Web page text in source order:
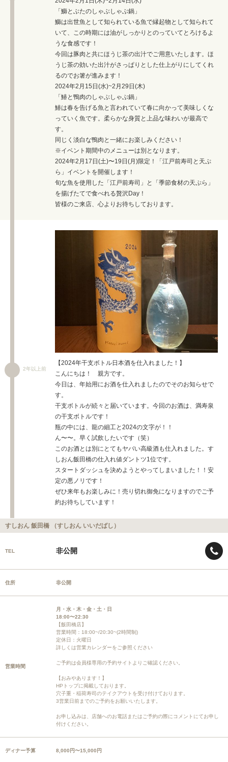
「鰤とぶたのしゃぶしゃぶ鍋」
鰤は出世魚として知られている魚で縁起物として知られて
いて、この時期には油がしっかりとのっていてとろけるよ
うな食感です！
今回は豚肉と共にほうじ茶の出汁でご用意いたします。ほ
うじ茶の効いた出汁がさっぱりとした仕上がりにしてくれ
るのでお箸が進みます！
2024年2月15日(水)~2月29日(木)
「鰆と鴨肉のしゃぶしゃぶ鍋」
鰆は春を告げる魚と言われていて春に向かって美味しくな
っていく魚です。柔らかな身質と上品な味わいが最高で
す。
同じく淡白な鴨肉と一緒にお楽しみください！
※イベント期間中のメニューは別となります。
2024年2月17日(土)〜19日(月)限定！「江戸前寿司と天ぷ
ら」イベントを開催します！
旬な魚を使用した「江戸前寿司」と「季節食材の天ぷら」
を揚げたてで食べれる贅沢Day！
皆様のご来店、心よりお待ちしております。
2年以上前
【2024年干支ボトル日本酒を仕入れました！】
こんにちは！ 親方です。
今日は、年始用にお酒を仕入れましたのでそのお知らせで
す。
干支ボトルが続々と届いています。今回のお酒は、満寿泉
の干支ボトルです！
瓶の中には、龍の細工と2024の文字が！！
ん〜〜。早く試飲したいです（笑）
このお酒とは別にとてもヤバい高級酒も仕入れました。す
しおん飯田橋の仕入れ値ダントツ1位です。
スタートダッシュを決めようとやってしまいました！！安
定の悪ノリです！
ぜひ来年もお楽しみに！売り切れ御免になりますのでご予
約お待ちしています！
すしおん 飯田橋 （すしおん いいだばし）
TEL 非公開
住所 非公開
営業時間
月・水・木・金・土・日
18:00〜22:30
【飯田橋店】
営業時間：18:00~/20:30~(2時間制)
定休日：火曜日
詳しくは営業カレンダーをご参照ください
ご予約は会員様専用の予約サイトよりご確認ください。
【おみやあります！】
HPトップに掲載しております。
穴子重・稲荷寿司のテイクアウトを受け付けております。
3営業日前までのご予約をお願いいたします。
お申し込みは、店舗へのお電話またはご予約の際にコメントにてお申し
付けください。
ディナー予算 8,000円〜15,000円